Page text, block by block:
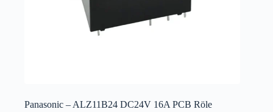
Panasonic – ALZ11B24 DC24V 16A PCB Röle